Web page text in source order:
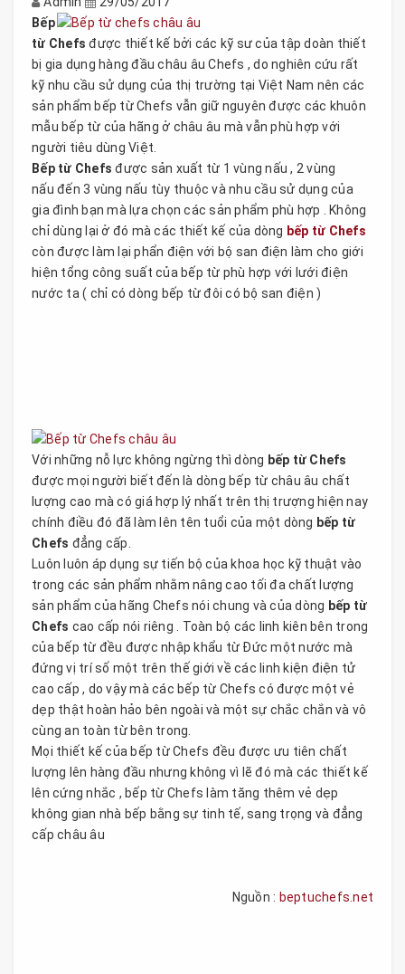
Bếp
từ Chefs được thiết kế bởi các kỹ sư của tập doàn thiết
bị gia dụng hàng đầu châu âu Chefs , do nghiên cứu rất
kỹ nhu cầu sử dụng của thị trường tại Việt Nam nên các
sản phẩm bếp từ Chefs vẫn giữ nguyên được các khuôn
mẫu bếp từ của hãng ở châu âu mà vẫn phù hợp với
người tiêu dùng Việt.
Bếp từ Chefs được sản xuất từ 1 vùng nấu , 2 vùng
nấu đến 3 vùng nấu tùy thuộc và nhu cầu sử dụng của
gia đình bạn mà lựa chọn các sản phẩm phù hợp . Không
chỉ dùng lại ở đó mà các thiết kế của dòng bếp từ Chefs
còn được làm lại phẩn điện với bộ san điện làm cho giới
hiện tổng công suất của bếp từ phù hợp với lưới điện
nước ta ( chỉ có dòng bếp từ đôi có bộ san điện )
Với những nỗ lực không ngừng thì dòng bếp từ Chefs
được mọi người biết đến là dòng bếp từ châu âu chất
lượng cao mà có giá hợp lý nhất trên thị trượng hiện nay
chính điều đó đã làm lên tên tuổi của một dòng bếp từ
Chefs đẳng cấp.
Luôn luôn áp dụng sự tiến bộ của khoa học kỹ thuật vào
trong các sản phẩm nhằm nâng cao tối đa chất lượng
sản phẩm của hãng Chefs nói chung và của dòng bếp từ
Chefs cao cấp nói riêng . Toàn bộ các linh kiên bên trong
của bếp từ đều được nhập khẩu từ Đức một nước mà
đứng vị trí số một trên thế giới về các linh kiện điện tử
cao cấp , do vậy mà các bếp từ Chefs có được một vẻ
dẹp thật hoàn hảo bên ngoài và một sự chắc chắn và vô
cùng an toàn từ bên trong.
Mọi thiết kế của bếp từ Chefs đều được ưu tiên chất
lượng lên hàng đầu nhưng không vì lẽ đó mà các thiết kế
lên cứng nhắc , bếp từ Chefs làm tăng thêm vẻ dẹp
không gian nhà bếp bằng sự tinh tế, sang trọng và đẳng
cấp châu âu
Nguồn : beptuchefs.net